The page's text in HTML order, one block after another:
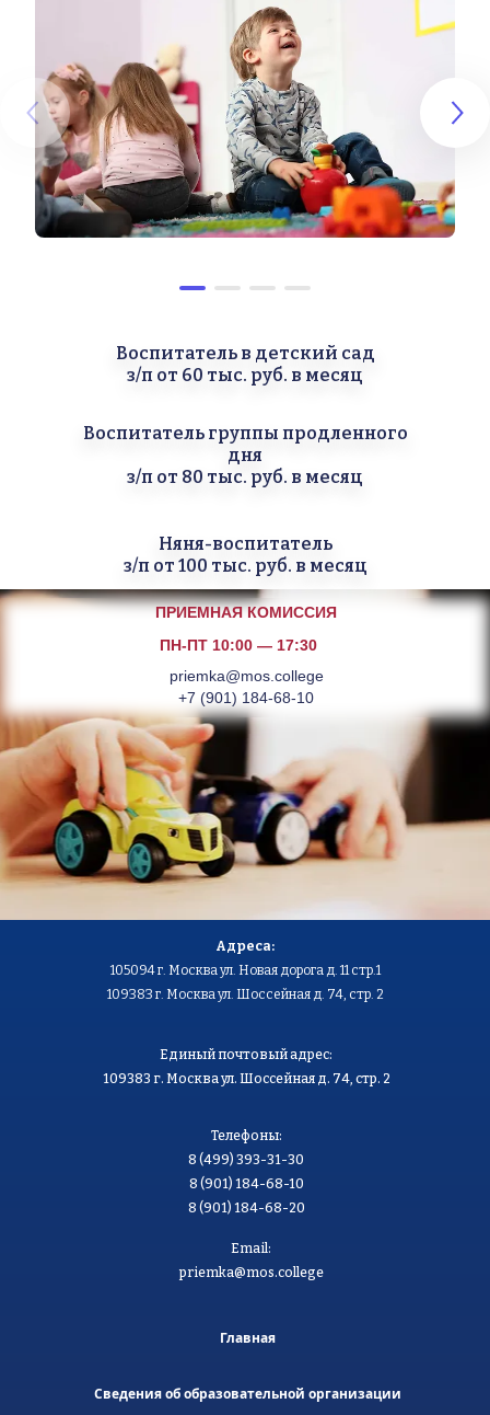
Воспитатель в детский сад
з/п от 60 тыс. руб. в месяц
Воспитатель группы продленного
дня
з/п от 80 тыс. руб. в месяц
Няня-воспитатель
з/п от 100 тыс. руб. в месяц
ПРИЕМНАЯ КОМИССИЯ
priemka@mos.college
+7 (901) 184-68-10
ПН-ПТ 10:00 — 17:30
Главная
Сведения об образовательной организации
Телефоны:
8 (499) 393-31-30
8 (901) 184-68-10
8 (901) 184-68-20
Адреса:
105094 г. Москва ул. Новая дорога д. 11 стр.1
109383 г. Москва ул. Шоссейная д. 74, стр. 2
Единый почтовый адрес:
109383 г. Москва ул. Шоссейная д. 74, стр. 2
Email:
priemka@mos.college